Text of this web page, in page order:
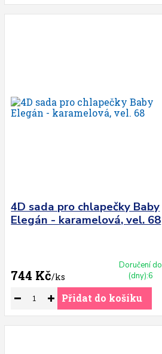
4D sada pro chlapečky Baby
Elegán - karamelová, vel. 68
744 Kč/ks
Doručení do
(dny):6
Přidat do košíku